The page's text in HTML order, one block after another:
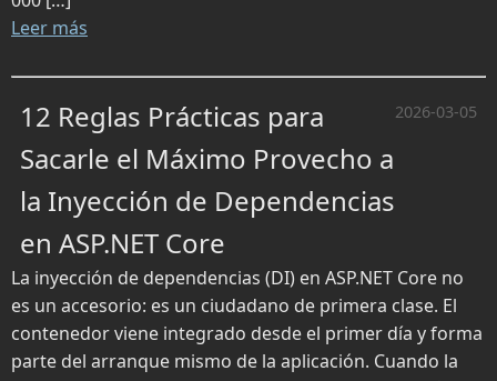
Leer más
12 Reglas Prácticas para
Sacarle el Máximo Provecho a
la Inyección de Dependencias
en ASP.NET Core
2026-03-05
La inyección de dependencias (DI) en ASP.NET Core no
es un accesorio: es un ciudadano de primera clase. El
contenedor viene integrado desde el primer día y forma
parte del arranque mismo de la aplicación. Cuando la